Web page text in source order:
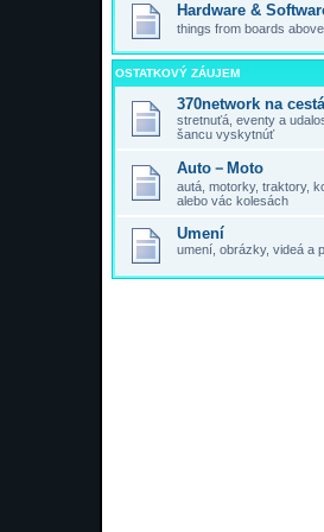
Hardware &
things from boards
OSTATKOVÝ ZÁUJEM
370network na
stretnuťá, eventy a
šancu vyskytnúť
Auto－Moto
autá, motorky, traktory,
alebo vác kolesách
Umení
umení, obrázky, videá a